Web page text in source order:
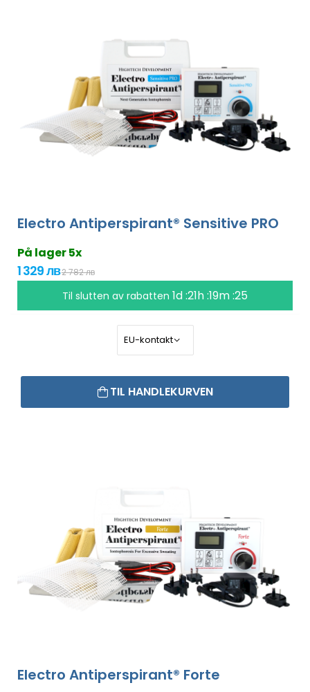
Electro Antiperspirant® Sensitive PRO
På lager 5x
1 329 лв2 782 лв
Til slutten av rabatten 1d :21h :19m :24
TIL HANDLEKURVEN
Electro Antiperspirant® Forte